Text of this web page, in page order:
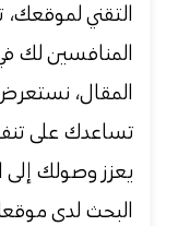
التقني
المنافسين لك
المقال،
تساعدك على
يعزز وصولك
البحث لدى